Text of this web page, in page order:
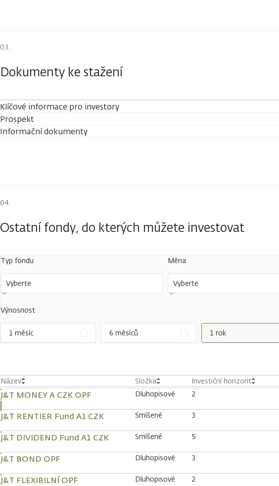
Dokumenty ke stažení
Klíčové informace pro investory
Prospekt
Informační dokumenty
Ostatní fondy, do kterých můžete investovat
Typ fondu
Vyberte
Měna
Vyberte
Výnosnost
1 měsíc 6 měsíců 1 rok
Název Složka Investiční horizont
J&T MONEY A CZK OPF Dluhopisové 2
J&T RENTIER Fund A1 CZK Smíšené 3
J&T DIVIDEND Fund A1 CZK Smíšené 5
J&T BOND OPF Dluhopisové 3
J&T FLEXIBILNÍ OPF Dluhopisové 2